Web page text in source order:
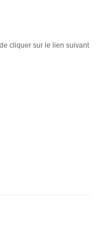
cliquer sur le lien suivant